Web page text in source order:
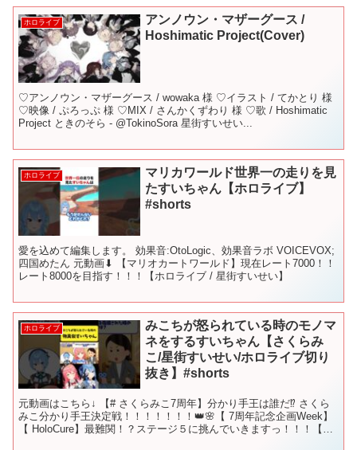
ホロライブ
アンノウン・マザーグース /
Hoshimatic Project(Cover)
♡アンノウン・マザーグース / wowaka 様 ♡イラスト / てかとり 様
♡映像 / ぷろっぷ 様 ♡MIX / さんかくずわり 様 ♡歌 / Hoshimatic
Project ときのそら - @TokinoSora 星街すいせい...
ホロライブ
マリカワールド世界一の走りを見
たすいちゃん【ホロライブ】
#shorts
愛を込めて編集します。 効果音:OtoLogic、効果音ラボ VOICEVOX;
四国めたん 元動画⬇︎ 【マリオカートワールド】現在レート7000！！
レート8000を目指す！！！【ホロライブ / 星街すいせい】
ホロライブ
みこちが怒られている時のモノマ
ネをするすいちゃん【さくらみ
こ/星街すいせい/ホロライブ切り
抜き】#shorts
元動画はこちら↓ 【# さくらみこ7周年】分かり手王は誰だ⁉ さくら
みこ分かり手王決定戦！！！！！！！👑🌸【 7周年記念企画Week】
【 HoloCure】最難関！？ステージ５に挑んでいきますっ！！！【ホ